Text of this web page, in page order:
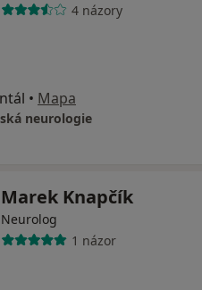
4 názory
• Mapa
neurologie
Marek Knapčík
Neurolog
1 názor